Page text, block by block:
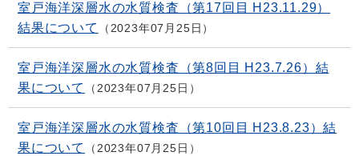
室戸海洋深層水の水質検査（第17回目 H23.11.29）
結果について
2023年07月25日
室戸海洋深層水の水質検査（第8回目 H23.7.26）結
果について
2023年07月25日
室戸海洋深層水の水質検査（第10回目 H23.8.23）結
果について
2023年07月25日